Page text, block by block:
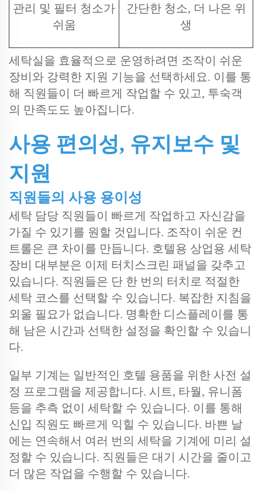
관리 및 필터 청소가
쉬움
간단한 청소, 더 나은 위
생
세탁실을 효율적으로 운영하려면 조작이 쉬운
장비와 강력한 지원 기능을 선택하세요. 이를 통
해 직원들이 더 빠르게 작업할 수 있고, 투숙객
의 만족도도 높아집니다.
사용 편의성, 유지보수 및
지원
직원들의 사용 용이성
세탁 담당 직원들이 빠르게 작업하고 자신감을
가질 수 있기를 원할 것입니다. 조작이 쉬운 컨
트롤은 큰 차이를 만듭니다. 호텔용 상업용 세탁
장비 대부분은 이제 터치스크린 패널을 갖추고
있습니다. 직원들은 단 한 번의 터치로 적절한
세탁 코스를 선택할 수 있습니다. 복잡한 지침을
외울 필요가 없습니다. 명확한 디스플레이를 통
해 남은 시간과 선택한 설정을 확인할 수 있습니
다.
일부 기계는 일반적인 호텔 용품을 위한 사전 설
정 프로그램을 제공합니다. 시트, 타월, 유니폼
등을 추측 없이 세탁할 수 있습니다. 이를 통해
신입 직원도 빠르게 익힐 수 있습니다. 바쁜 날
에는 연속해서 여러 번의 세탁을 기계에 미리 설
정할 수 있습니다. 직원들은 대기 시간을 줄이고
더 많은 작업을 수행할 수 있습니다.